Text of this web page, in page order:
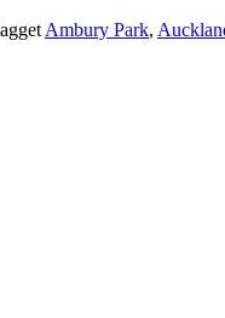
Ambury Park,